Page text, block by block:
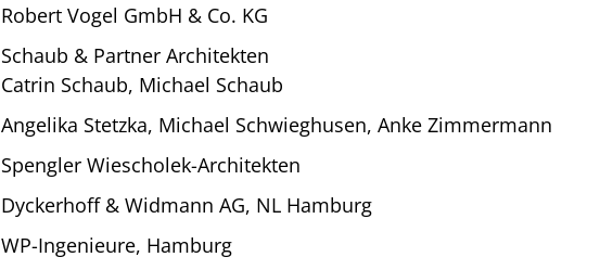
Robert Vogel GmbH & Co. KG
Schaub & Partner Architekten
Catrin Schaub, Michael Schaub
Angelika Stetzka, Michael Schwieghusen, Anke Zimmermann
Spengler Wiescholek-Architekten
Dyckerhoff & Widmann AG, NL Hamburg
WP-Ingenieure, Hamburg